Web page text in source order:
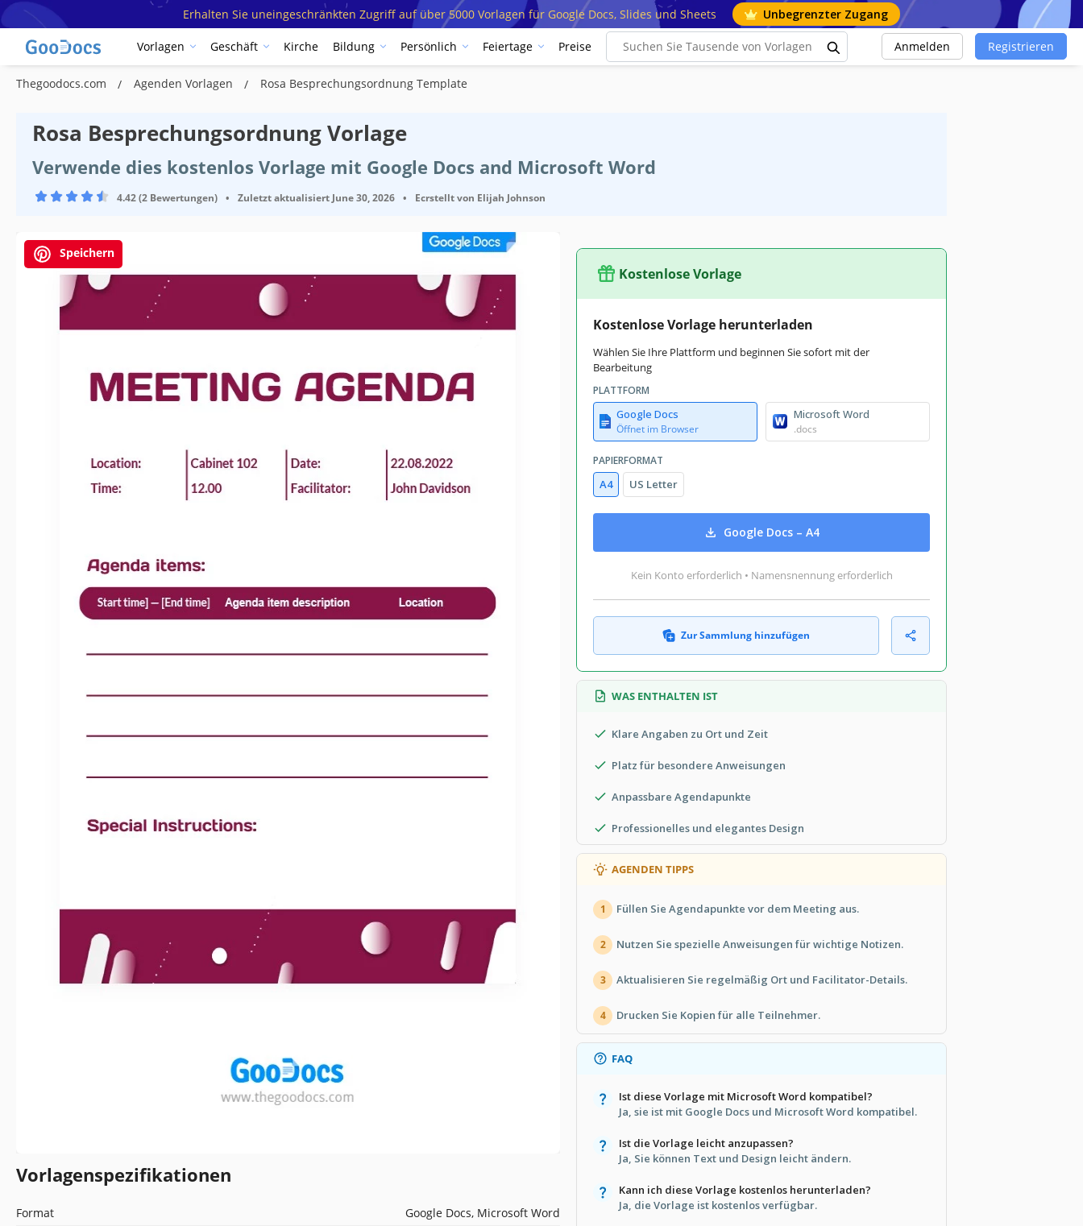
Erhalten Sie uneingeschränkten Zugriff auf über 5000 Vorlagen für Google Docs, Slides und Sheets Unbegrenzter Zugang
Vorlagen Geschäft Kirche Bildung Persönlich Feiertage Preise Anmelden Registrieren
Thegoodocs.com Agenden Vorlagen Rosa Besprechungsordnung Template
Rosa Besprechungsordnung Vorlage
Verwende dies kostenlos Vorlage mit Google Docs and Microsoft Word
4.42 (2 Bewertungen) • Zuletzt aktualisiert June 30, 2026 • Ecrstellt von Elijah Johnson
Speichern
Vorlagenspezifikationen
Format
Google Docs, Microsoft Word
Kostenlose Vorlage
Kostenlose Vorlage herunterladen
Wählen Sie Ihre Plattform und beginnen Sie sofort mit der
Bearbeitung
PLATTFORM
Google Docs
Öffnet im Browser
Microsoft Word
.docs
PAPIERFORMAT
A4 US Letter
Google Docs – A4
Kein Konto erforderlich • Namensnennung erforderlich
Zur Sammlung hinzufügen
WAS ENTHALTEN IST
Klare Angaben zu Ort und Zeit
Platz für besondere Anweisungen
Anpassbare Agendapunkte
Professionelles und elegantes Design
AGENDEN TIPPS
1 Füllen Sie Agendapunkte vor dem Meeting aus.
2 Nutzen Sie spezielle Anweisungen für wichtige Notizen.
3 Aktualisieren Sie regelmäßig Ort und Facilitator-Details.
4 Drucken Sie Kopien für alle Teilnehmer.
FAQ
Ist diese Vorlage mit Microsoft Word kompatibel?
Ja, sie ist mit Google Docs und Microsoft Word kompatibel.
Ist die Vorlage leicht anzupassen?
Ja, Sie können Text und Design leicht ändern.
Kann ich diese Vorlage kostenlos herunterladen?
Ja, die Vorlage ist kostenlos verfügbar.